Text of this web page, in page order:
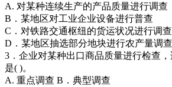
A. 对某种连续生产的产品质量进行调查
B．某地区对工业企业设备进行普查
C．对铁路交通枢纽的货运状况进行调查
D．某地区抽选部分地块进行农产量调查
3．企业对某种出口商品质量进行检查
是( )。
A. 重点调查 B．典型调查